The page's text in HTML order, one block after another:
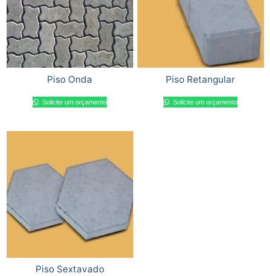
Piso Onda
Solicite um orçamento
Piso Retangular
Solicite um orçamento
Piso Sextavado